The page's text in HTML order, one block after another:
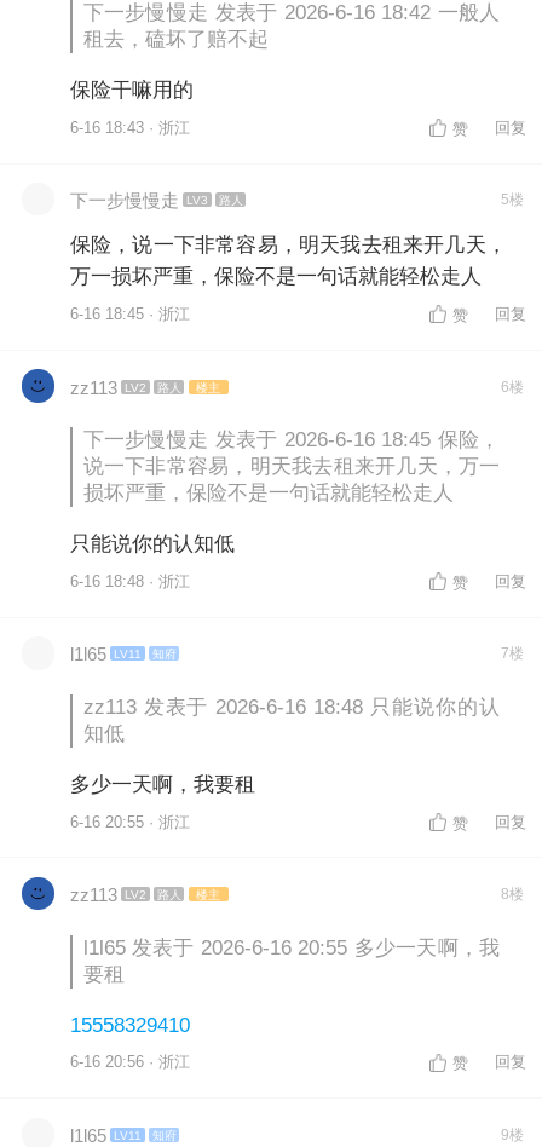
下一步慢慢走 发表于 2026-6-16 18:42 一般人
租去，磕坏了赔不起
保险干嘛用的
6-16 18:43 · 浙江 赞 回复
下一步慢慢走 LV3 路人 5楼
保险，说一下非常容易，明天我去租来开几天，
万一损坏严重，保险不是一句话就能轻松走人
6-16 18:45 · 浙江 赞 回复
zz113 LV2 路人 楼主 6楼
下一步慢慢走 发表于 2026-6-16 18:45 保险，
说一下非常容易，明天我去租来开几天，万一
损坏严重，保险不是一句话就能轻松走人
只能说你的认知低
6-16 18:48 · 浙江 赞 回复
l1l65 LV11 知府 7楼
zz113 发表于 2026-6-16 18:48 只能说你的认
知低
多少一天啊，我要租
6-16 20:55 · 浙江 赞 回复
zz113 LV2 路人 楼主 8楼
l1l65 发表于 2026-6-16 20:55 多少一天啊，我
要租
15558329410
6-16 20:56 · 浙江 赞 回复
l1l65 LV11 知府 9楼